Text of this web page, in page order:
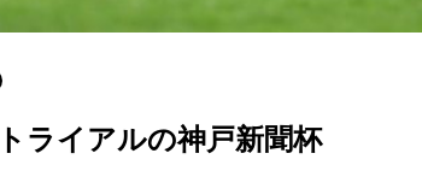
ライアルの神戸新聞杯